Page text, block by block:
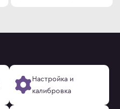
Настройка и
калибровка